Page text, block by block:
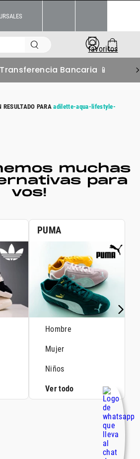
Transferencia Bancaria 📱
adilette-aqua-lifestyle-
muchas
para
vos!
PUMA
Hombre
Mujer
Niños
Ver todo